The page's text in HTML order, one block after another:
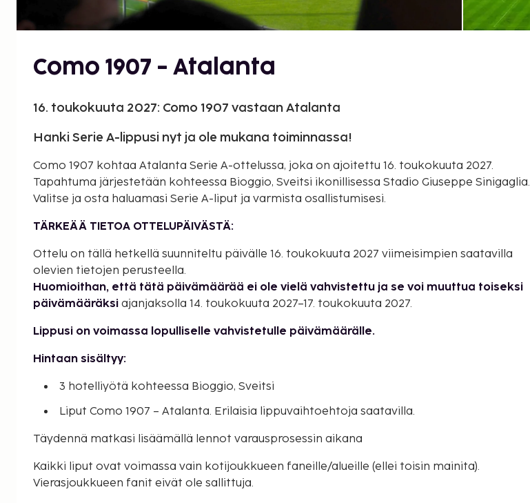
Como 1907 - Atalanta
16. toukokuuta 2027: Como 1907 vastaan Atalanta
Hanki Serie A-lippusi nyt ja ole mukana toiminnassa!
Como 1907 kohtaa Atalanta Serie A-ottelussa, joka on ajoitettu 16. toukokuuta 2027.
Tapahtuma järjestetään kohteessa Bioggio, Sveitsi ikonillisessa Stadio Giuseppe Sinigaglia.
Valitse ja osta haluamasi Serie A-liput ja varmista osallistumisesi.
TÄRKEÄÄ TIETOA OTTELUPÄIVÄSTÄ:
Ottelu on tällä hetkellä suunniteltu päivälle 16. toukokuuta 2027 viimeisimpien saatavilla
olevien tietojen perusteella.
Huomioithan, että tätä päivämäärää ei ole vielä vahvistettu ja se voi muuttua toiseksi
päivämääräksi ajanjaksolla 14. toukokuuta 2027–17. toukokuuta 2027.
Lippusi on voimassa lopulliselle vahvistetulle päivämäärälle.
Hintaan sisältyy:
3 hotelliyötä kohteessa Bioggio, Sveitsi
Liput Como 1907 – Atalanta. Erilaisia lippuvaihtoehtoja saatavilla.
Täydennä matkasi lisäämällä lennot varausprosessin aikana
Kaikki liput ovat voimassa vain kotijoukkueen faneille/alueille (ellei toisin mainita).
Vierasjoukkueen fanit eivät ole sallittuja.